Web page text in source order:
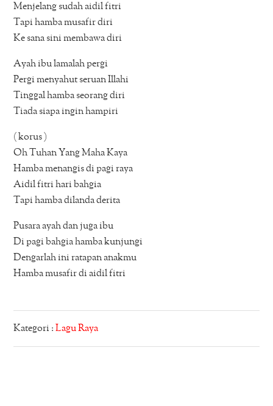
Menjelang sudah aidil fitri
Tapi hamba musafir diri
Ke sana sini membawa diri
Ayah ibu lamalah pergi
Pergi menyahut seruan Illahi
Tinggal hamba seorang diri
Tiada siapa ingin hampiri
( korus )
Oh Tuhan Yang Maha Kaya
Hamba menangis di pagi raya
Aidil fitri hari bahgia
Tapi hamba dilanda derita
Pusara ayah dan juga ibu
Di pagi bahgia hamba kunjungi
Dengarlah ini ratapan anakmu
Hamba musafir di aidil fitri
Kategori :Lagu Raya